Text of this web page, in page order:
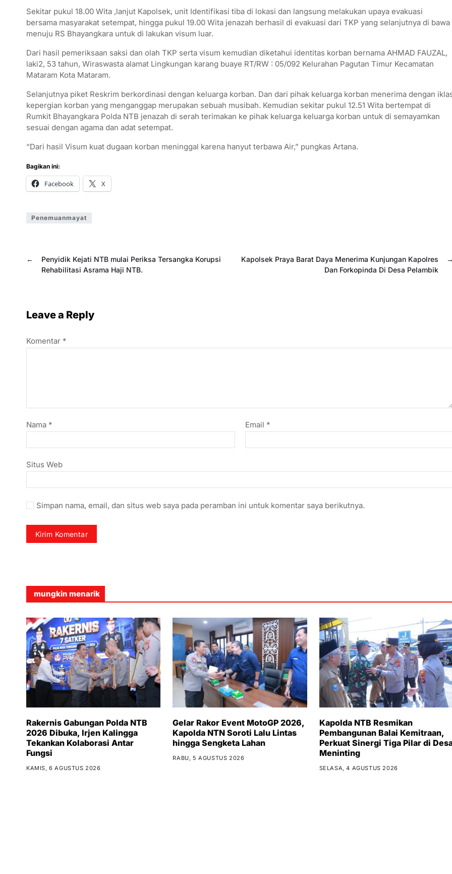
Sekitar pukul 18.00 Wita ,lanjut Kapolsek, unit Identifikasi tiba di lokasi dan langsung melakukan upaya evakuasi
bersama masyarakat setempat, hingga pukul 19.00 Wita jenazah berhasil di evakuasi dari TKP yang selanjutnya di bawa
menuju RS Bhayangkara untuk di lakukan visum luar.
Dari hasil pemeriksaan saksi dan olah TKP serta visum kemudian diketahui identitas korban bernama AHMAD FAUZAL,
laki2, 53 tahun, Wiraswasta alamat Lingkungan karang buaye RT/RW : 05/092 Kelurahan Pagutan Timur Kecamatan
Mataram Kota Mataram.
Selanjutnya piket Reskrim berkordinasi dengan keluarga korban. Dan dari pihak keluarga korban menerima dengan
kepergian korban yang menganggap merupakan sebuah musibah. Kemudian sekitar pukul 12.51 Wita bertempat di
Rumkit Bhayangkara Polda NTB jenazah di serah terimakan ke pihak keluarga keluarga korban untuk di semayamkan
sesuai dengan agama dan adat setempat.
“Dari hasil Visum kuat dugaan korban meninggal karena hanyut terbawa Air,” pungkas Artana.
Bagikan ini:
Facebook X
Penemuanmayat
←
Penyidik Kejati NTB mulai Periksa Tersangka Korupsi
Rehabilitasi Asrama Haji NTB.
Kapolsek Praya Barat Daya Menerima Kunjungan Kapolres
Dan Forkopinda Di Desa Pelambik
Leave a Reply
Komentar *
Nama * Email *
Situs Web
Simpan nama, email, dan situs web saya pada peramban ini untuk komentar saya berikutnya.
mungkin menarik
Rakernis Gabungan Polda NTB
2026 Dibuka, Irjen Kalingga
Tekankan Kolaborasi Antar
Fungsi
KAMIS, 6 AGUSTUS 2026
Gelar Rakor Event MotoGP 2026,
Kapolda NTN Soroti Lalu Lintas
hingga Sengketa Lahan
RABU, 5 AGUSTUS 2026
Kapolda NTB Resmikan
Pembangunan Balai Kemitraan,
Perkuat Sinergi Tiga Pilar di
Meninting
SELASA, 4 AGUSTUS 2026